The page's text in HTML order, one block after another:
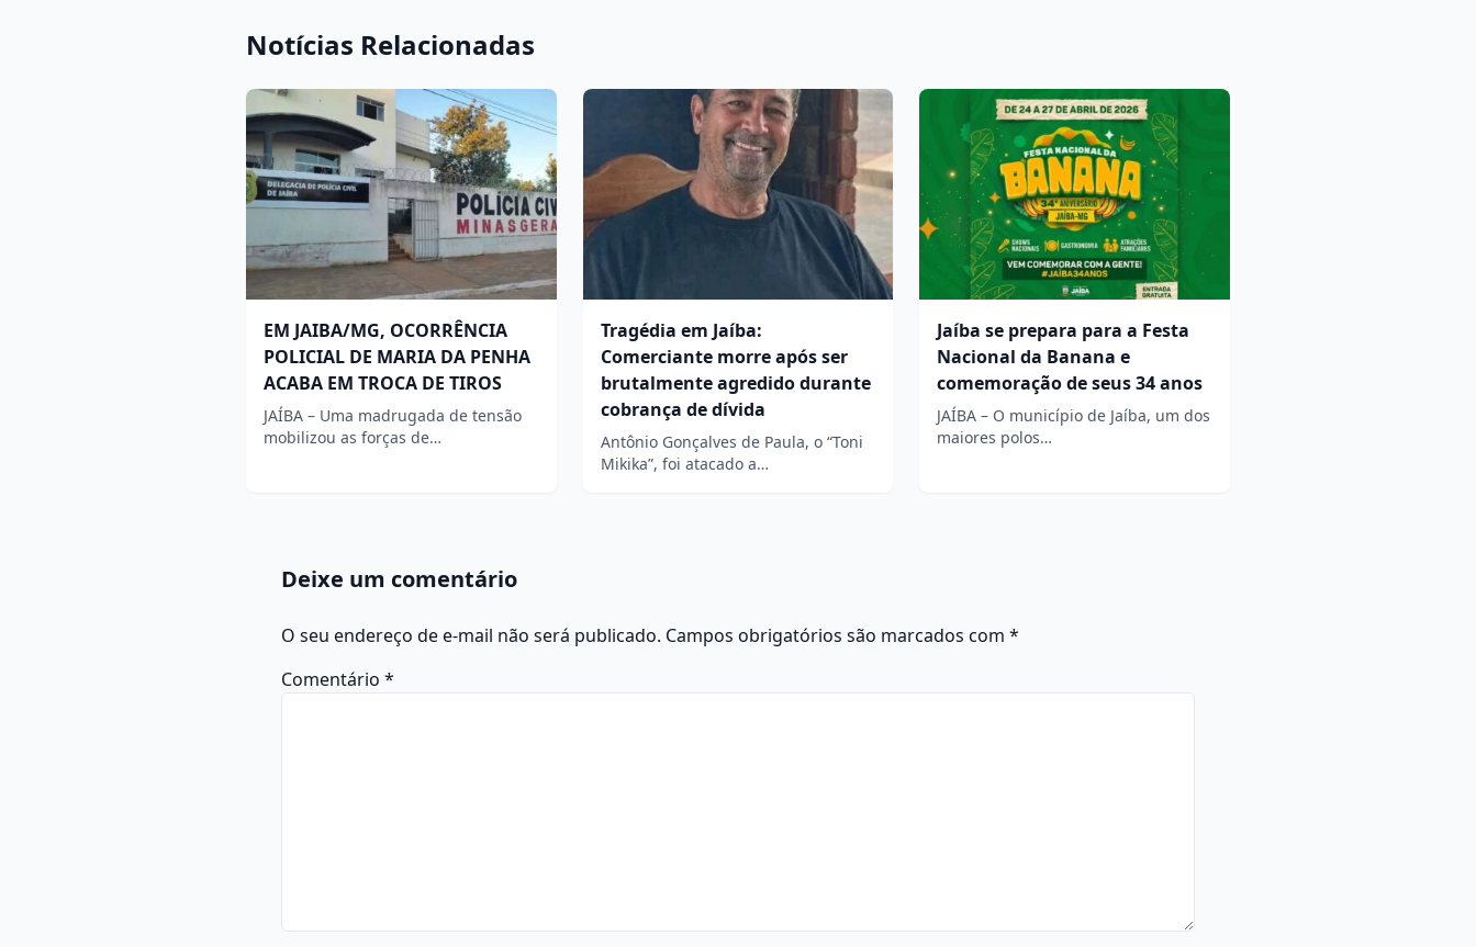
Notícias Relacionadas
EM JAIBA/MG, OCORRÊNCIA
POLICIAL DE MARIA DA PENHA
ACABA EM TROCA DE TIROS
JAÍBA – Uma madrugada de tensão
mobilizou as forças de…
Tragédia em Jaíba:
Comerciante morre após ser
brutalmente agredido durante
cobrança de dívida
Antônio Gonçalves de Paula, o “Toni
Mikika”, foi atacado a…
Jaíba se prepara para a Festa
Nacional da Banana e
comemoração de seus 34 anos
JAÍBA – O município de Jaíba, um dos
maiores polos…
Deixe um comentário
O seu endereço de e-mail não será publicado. Campos obrigatórios são marcados com *
Comentário *